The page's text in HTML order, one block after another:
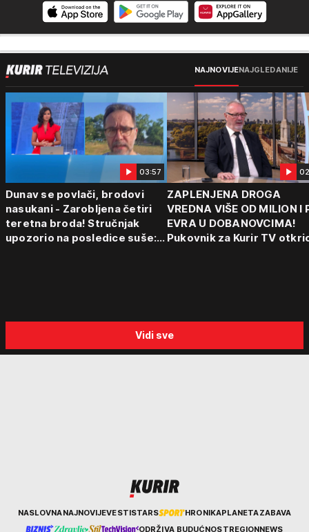
NAJNOVIJENAJGLEDANIJE
03:57
Dunav se povlači, brodovi
nasukani - Zarobljena četiri
teretna broda! Stručnjak
upozorio na posledice suše:
ZAPLENJENA DROGA
VREDNA VIŠE OD MILION I
EVRA U DOBANOVCIMA!
Pukovnik za Kurir TV
Vidi sve
KurirNASLOVNANAJNOVIJEVESTISTARS HRONIKAPLANETAZABAVA
ODRŽIVA BUDUĆNOSTREGIONNEWS